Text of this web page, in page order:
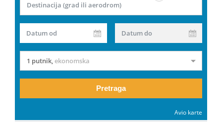
Destinacija (grad ili aerodrom)
Datum od Datum do
1 putnik,ekonomska
Pretraga
Avio karte